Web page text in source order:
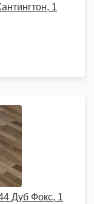
1
Дуб Фокс, 1